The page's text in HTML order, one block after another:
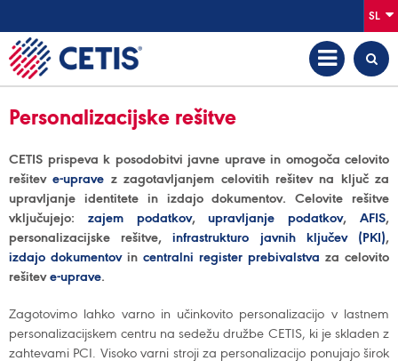
SL
Personalizacijske rešitve
CETIS prispeva k posodobitvi javne uprave in omogoča celovito
rešiteve-uprave z zagotavljanjem celovitih rešitev na ključ za
upravljanje identitete in izdajo dokumentov. Celovite rešitve
vključujejo: zajem podatkov,upravljanje podatkov,AFIS,
personalizacijske rešitve,infrastrukturo javnih ključev (PKI),
izdajo dokumentovin centralni register prebivalstva za celovito
rešiteve-uprave.
Zagotovimo lahko varno in učinkovito personalizacijo v lastnem
personalizacijskem centru na sedežu družbe CETIS, ki je skladen z
zahtevami PCI. Visoko varni stroji za personalizacijo ponujajo širok